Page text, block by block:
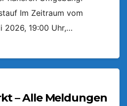
Im Zeitraum vom
2026, 19:00 Uhr,…
– Alle Meldungen